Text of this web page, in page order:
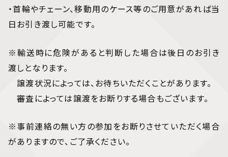
・首輪やチェーン、移動用のケース等のご用意があれば当
日お引き渡し可能です。
※輸送時に危険があると判断した場合は後日のお引き
渡しとなります。
譲渡状況によっては、お待ちいただくことがあります。
審査によっては譲渡をお断りする場合もございます。
※事前連絡の無い方の参加をお断りさせていただく場合
がありますので、ご了承ください。